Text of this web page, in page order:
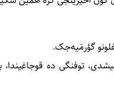
گؤرمَیه‌جک.
توفنگی ده